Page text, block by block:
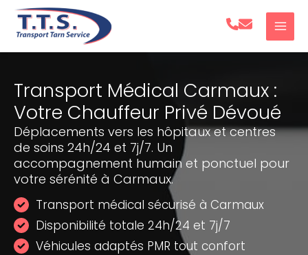
Aller
Transport Médical Carmaux :
Votre Chauffeur Privé Dévoué
Déplacements vers les hôpitaux et centres
de soins 24h/24 et 7j/7. Un
accompagnement humain et ponctuel pour
votre sérénité à Carmaux.
Transport médical sécurisé à Carmaux
Disponibilité totale 24h/24 et 7j/7
Véhicules adaptés PMR tout confort